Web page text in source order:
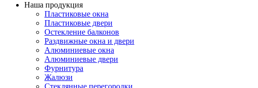
Наша продукция
Пластиковые окна
Пластиковые двери
Остекление балконов
Раздвижные окна и двери
Алюминиевые окна
Алюминиевые двери
Фурнитура
Жалюзи
Стеклянные перегородки